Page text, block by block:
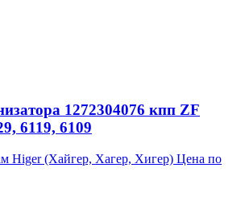
1272304076 кпп ZF
6119, 6109
Higer (Хайгер, Хагер, Хигер) Цена по